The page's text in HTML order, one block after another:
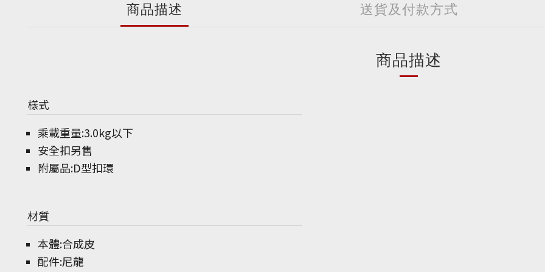
商品描述 送貨及付款方式
商品描述
樣式
乘載重量:3.0kg以下
安全扣另售
附屬品:D型扣環
材質
本體:合成皮
配件:尼龍